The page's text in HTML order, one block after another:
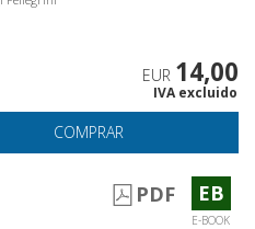
EUR 14,00
IVA excluido
COMPRAR
PDF EB
E-BOOK